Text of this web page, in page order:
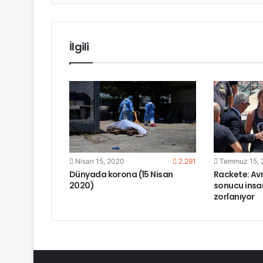
o r +
İlgili
Nisan 15, 2020 2.291
Dünyada korona (15 Nisan
2020)
Temmuz 15,
Rackete:
sonucu
zorlanıyor